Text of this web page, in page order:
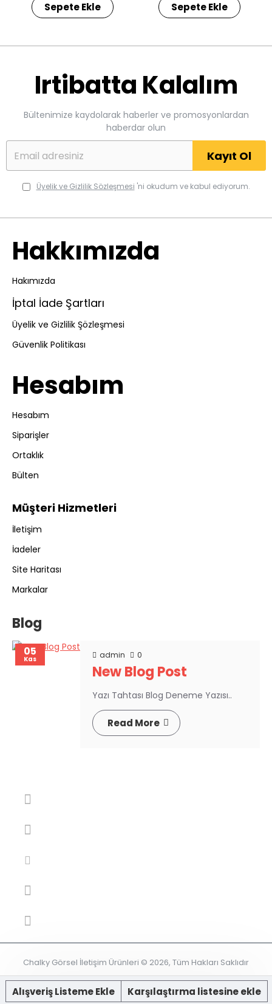
Alışveriş Listeme Ekle Karşılaştırma listesine ekle
Sepete Ekle Sepete Ekle
Irtibatta Kalalım
Bültenimize kaydolarak haberler ve promosyonlardan
haberdar olun
Kayıt Ol
Üyelik ve Gizlilik Sözleşmesi 'ni okudum ve kabul ediyorum.
Hakkımızda
Hakımızda
İptal İade Şartları
Üyelik ve Gizlilik Şözleşmesi
Güvenlik Politikası
Hesabım
Hesabım
Siparişler
Ortaklık
Bülten
Müşteri Hizmetleri
İletişim
İadeler
Site Haritası
Markalar
Blog
05
Kas admin 0
New Blog Post
Yazı Tahtası Blog Deneme Yazısı..
Read More
Chalky Görsel İletişim Ürünleri © 2026, Tüm Hakları Saklıdır